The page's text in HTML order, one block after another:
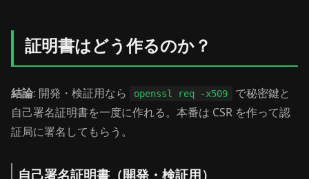
証明書はどう作るのか？
結論: 開発・検証用なら openssl req -x509
で秘密鍵と
自己署名証明書を一度に作れる。本番は CSR を作って認
証局に署名してもらう。
自己署名証明書（開発・検証用）